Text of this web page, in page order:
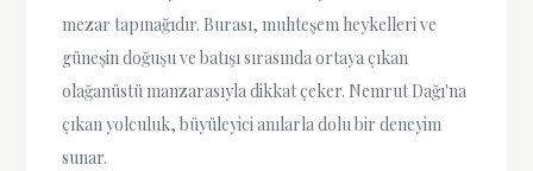
mezar tapınağıdır. Burası, muhteşem heykelleri ve
güneşin doğuşu ve batışı sırasında ortaya çıkan
olağanüstü manzarasıyla dikkat çeker. Nemrut Dağı'na
çıkan yolculuk, büyüleyici anılarla dolu bir deneyim
sunar.